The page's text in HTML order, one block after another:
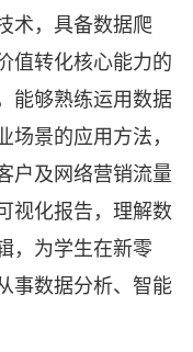
术，具备数据爬
值转化核心能力的
能够熟练运用数据
场景的应用方法，
户及网络营销流量
视化报告，理解数
，为学生在新零
事数据分析、智能